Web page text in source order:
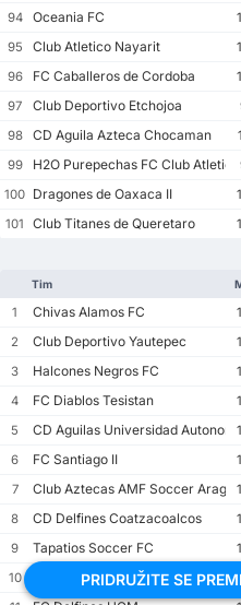
94
Oceania FC
95
Club Atletico Nayarit
96
FC Caballeros de Cordoba
97
Club Deportivo Etchojoa
98
CD Aguila Azteca Chocaman
99
H2O Purepechas FC Club
100 Dragones de Oaxaca II
101
Club Titanes de Queretaro
Tim
1 Chivas Alamos FC
2
Club Deportivo Yautepec
3
Halcones Negros FC
4
FC Diablos Tesistan
5
CD Aguilas Universidad
6
FC Santiago II
7
Club Aztecas AMF Soccer Aragon
8
CD Delfines Coatzacoalcos
9
Tapatios Soccer FC
10
Club Lechuzas UPGCH
PRIDRUŽITE SE